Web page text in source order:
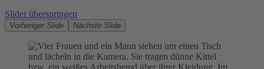
Slider überspringen
Vorheriger Slide Nächste Slide